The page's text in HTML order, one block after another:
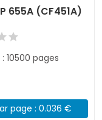
655A (CF451A)
10500 pages
page : 0.036 €